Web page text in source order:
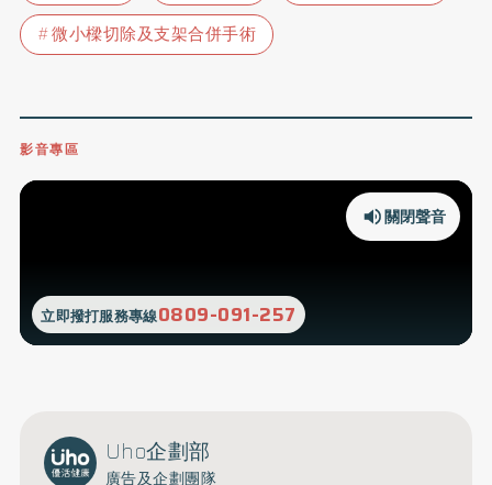
微小樑切除及支架合併手術
影音專區
立即撥打服務專線0809-091-257
關閉聲音
Uho企劃部
廣告及企劃團隊